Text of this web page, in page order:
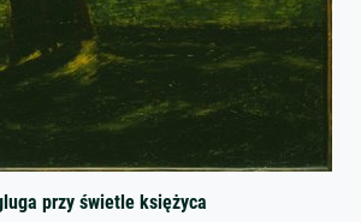
przy świetle księżyca